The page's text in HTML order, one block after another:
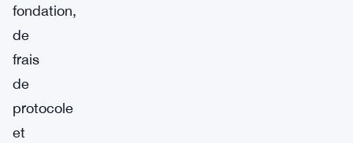
fondation,
de
frais
de
protocole
et